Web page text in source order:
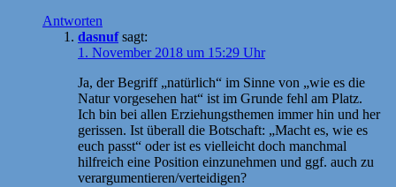
Antworten
dasnuf sagt:
1. November 2018 um 15:29 Uhr
Ja, der Begriff „natürlich“ im Sinne von „wie es die
Natur vorgesehen hat“ ist im Grunde fehl am Platz.
Ich bin bei allen Erziehungsthemen immer hin und her
gerissen. Ist überall die Botschaft: „Macht es, wie es
euch passt“ oder ist es vielleicht doch manchmal
hilfreich eine Position einzunehmen und ggf. auch zu
verargumentieren/verteidigen?